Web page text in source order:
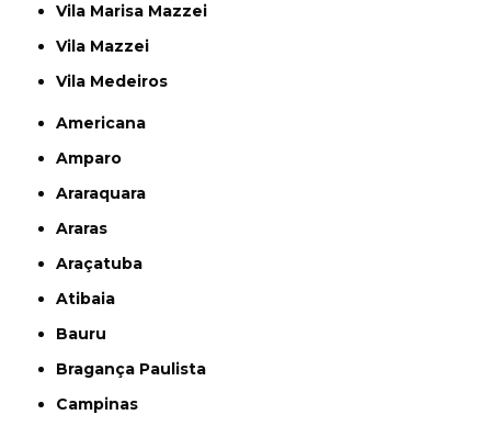
Vila Marisa Mazzei
Vila Mazzei
Vila Medeiros
Americana
Amparo
Araraquara
Araras
Araçatuba
Atibaia
Bauru
Bragança Paulista
Campinas